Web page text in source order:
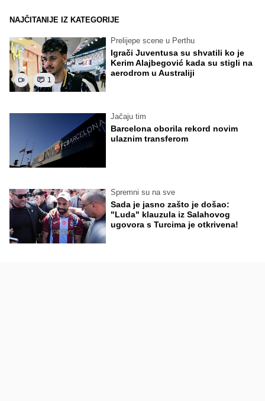
NAJČITANIJE IZ KATEGORIJE
1
Prelijepe scene u Perthu
Igrači Juventusa su shvatili ko je
Kerim Alajbegović kada su stigli na
aerodrom u Australiji
Jačaju tim
Barcelona oborila rekord novim
ulaznim transferom
Spremni su na sve
Sada je jasno zašto je došao:
"Luda" klauzula iz Salahovog
ugovora s Turcima je otkrivena!